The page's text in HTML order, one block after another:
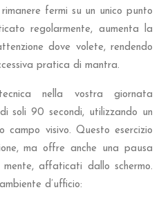
fermi su un unico punto
regolarmente, aumenta la
dove volete, rendendo
pratica di mantra.
nella vostra giornata
soli 90 secondi, utilizzando un
campo visivo. Questo esercizio
ma offre anche una pausa
affaticati dallo schermo.
d’ufficio: